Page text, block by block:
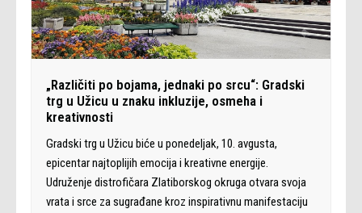
„Različiti po bojama, jednaki po srcu“: Gradski
trg u Užicu u znaku inkluzije, osmeha i
kreativnosti
Gradski trg u Užicu biće u ponedeljak, 10. avgusta,
epicentar najtoplijih emocija i kreativne energije.
Udruženje distrofičara Zlatiborskog okruga otvara svoja
vrata i srce za sugrađane kroz inspirativnu manifestaciju